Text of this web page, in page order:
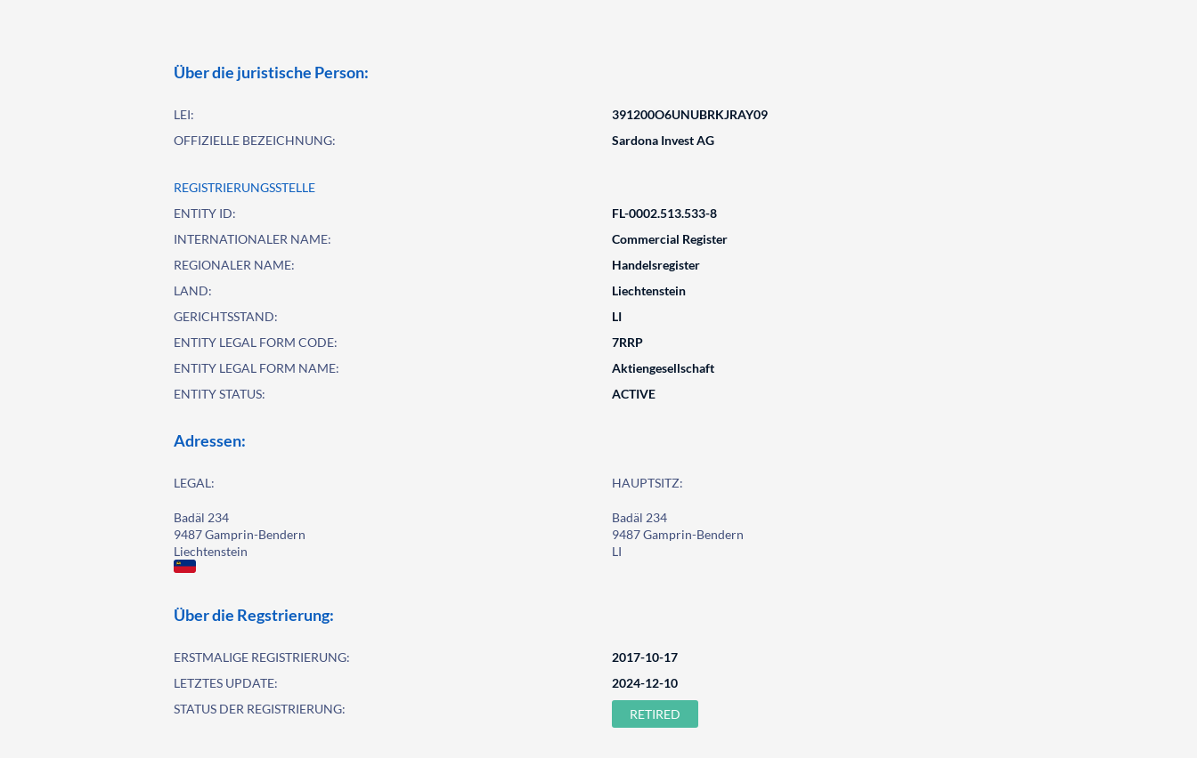
Über die juristische Person:
LEI:
391200O6UNUBRKJRAY09
OFFIZIELLE BEZEICHNUNG:
Sardona Invest AG
REGISTRIERUNGSSTELLE
ENTITY ID:
FL-0002.513.533-8
INTERNATIONALER NAME:
Commercial Register
REGIONALER NAME:
Handelsregister
LAND:
Liechtenstein
GERICHTSSTAND:
LI
ENTITY LEGAL FORM CODE:
7RRP
ENTITY LEGAL FORM NAME:
Aktiengesellschaft
ENTITY STATUS:
ACTIVE
Adressen:
LEGAL:
Badäl 234
9487 Gamprin-Bendern
Liechtenstein
HAUPTSITZ:
Badäl 234
9487 Gamprin-Bendern
LI
Über die Regstrierung:
ERSTMALIGE REGISTRIERUNG:
2017-10-17
LETZTES UPDATE:
2024-12-10
STATUS DER REGISTRIERUNG:
RETIRED